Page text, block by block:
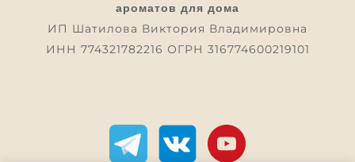
ароматов для дома
ИП Шатилова Виктория Владимировна
ИНН 774321782216 ОГРН 316774600219101